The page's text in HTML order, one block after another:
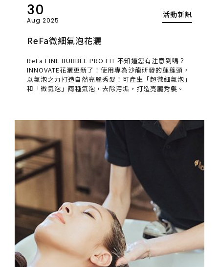
30
Aug 2025
活動新訊
ReFa微細氣泡花灑
ReFa FINE BUBBLE PRO FIT 不知道您有注意到嗎？
INNOVATE花灑更新了！使用專為沙龍研發的蓮蓬頭，
以氣泡之力打造自然亮麗秀髮！可產生「超微細氣泡」
和「微氣泡」兩種氣泡，去除污垢，打造亮麗秀髮。